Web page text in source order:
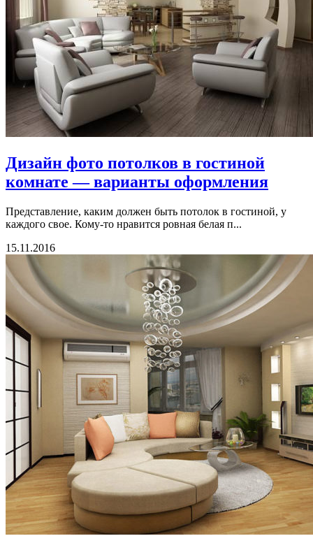
Дизайн фото потолков в гостиной
комнате — варианты оформления
Представление, каким должен быть потолок в гостиной, у
каждого свое. Кому-то нравится ровная белая п...
15.11.2016